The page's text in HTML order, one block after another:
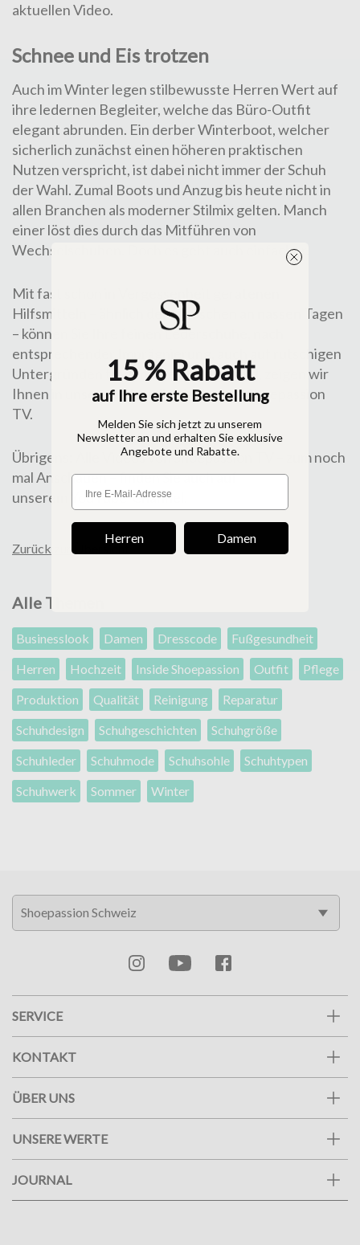
aktuellen Video.
Schnee und Eis trotzen
Auch im Winter legen stilbewusste Herren Wert auf
ihre ledernen Begleiter, welche das Büro-Outfit
elegant abrunden. Ein derber Winterboot, welcher
sicherlich zunächst einen höheren praktischen
Nutzen verspricht, ist dabei nicht immer der Schuh
der Wahl. Zumal Boots und Anzug bis heute nicht in
allen Branchen als moderner Stilmix gelten. Manch
einer löst dies durch das Mitführen von
Wechselschuhen. Doch es geht auch einfacher.
Mit fast schon in Vergessenheit geratenen
Hilfsmitteln – ähnlich der Galoschen an nassen Tagen
– können Sie Ihre feinen Lederschuhe, nach
entsprechender Imprägnierung, auch auf rutschigen
Untergründen tragen. Welche dies sind, zeigen wir
Ihnen in unserem aktuellen Video auf Shoepassion
TV.
Übrigens: Alle Videos von Shoepassion TV – zum noch
mal Anschauen – finden Sie auch auf
unserem
YouTube-Channel
Zurück zur Übersicht
Alle Themen
Businesslook Damen Dresscode
Fußgesundheit
Herren
Hochzeit Inside Shoepassion Outfit
Pflege
Produktion
Qualität Reinigung
Reparatur
Schuhdesign
Schuhgeschichten
Schuhgröße
Schuhleder
Schuhmode Schuhsohle
Schuhtypen
Schuhwerk
Sommer Winter
SERVICE
KONTAKT
ÜBER UNS
UNSERE WERTE
JOURNAL
15 % Rabatt
auf Ihre erste Bestellung
Melden Sie sich jetzt zu unserem
Newsletter an und erhalten Sie exklusive
Angebote und Rabatte.
Herren Damen